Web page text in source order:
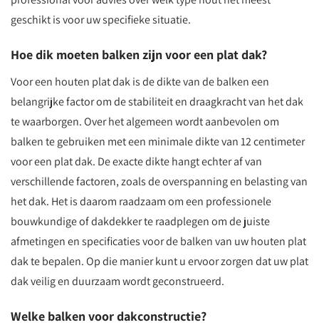
geschikt is voor uw specifieke situatie.
Hoe dik moeten balken zijn voor een plat dak?
Voor een houten plat dak is de dikte van de balken een
belangrijke factor om de stabiliteit en draagkracht van het dak
te waarborgen. Over het algemeen wordt aanbevolen om
balken te gebruiken met een minimale dikte van 12 centimeter
voor een plat dak. De exacte dikte hangt echter af van
verschillende factoren, zoals de overspanning en belasting van
het dak. Het is daarom raadzaam om een professionele
bouwkundige of dakdekker te raadplegen om de juiste
afmetingen en specificaties voor de balken van uw houten plat
dak te bepalen. Op die manier kunt u ervoor zorgen dat uw plat
dak veilig en duurzaam wordt geconstrueerd.
Welke balken voor dakconstructie?